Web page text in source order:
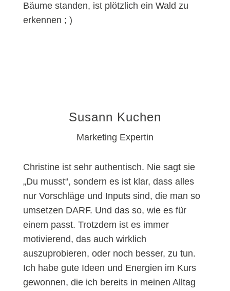
Bäume standen, ist plötzlich ein Wald zu
erkennen ; )
Susann Kuchen
Marketing Expertin
Christine ist sehr authentisch. Nie sagt sie
„Du musst“, sondern es ist klar, dass alles
nur Vorschläge und Inputs sind, die man so
umsetzen DARF. Und das so, wie es für
einem passt. Trotzdem ist es immer
motivierend, das auch wirklich
auszuprobieren, oder noch besser, zu tun.
Ich habe gute Ideen und Energien im Kurs
gewonnen, die ich bereits in meinen Alltag